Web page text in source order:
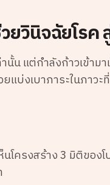
วินิจฉัยโร
นั้น แต่กำลังก้าวเข้า
บ่งเบาภาระในภาว
โครงสร้าง 3 มิติของ